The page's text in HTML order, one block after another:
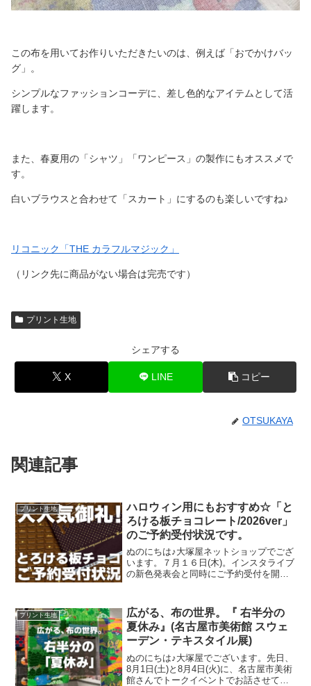
この布を用いてお作りいただきたいのは、例えば「おでかけバッ
グ」。
シンプルなファッションコーデに、差し色的なアイテムとして活
躍します。
また、春夏用の「シャツ」「ワンピース」の製作にもオススメで
す。
白いブラウスと合わせて「スカート」にするのも楽しいですね♪
リコニック「THE カラフルマジック」
（リンク先に商品がない場合は完売です）
プリント生地
シェアする
X LINE コピー
OTSUKAYA
関連記事
プリント生地
ハロウィン用にもおすすめ☆「と
ろける板チョコレート/2026ver」
のご予約受付状況です。
ぬのにちは♪大塚屋ネットショップでござ
います。７月１６日(木)。インスタライブ
の新色発表会と同時にご予約受付を開始
ョン。「復刻カラー３色」と「新色３
色」の全６色にて展
プリント生地
広がる、布の世界。『 右半分の
夏休み』(名古屋市美術館 スウェ
ーデン・テキスタイル展)
ぬのにちは♪大塚屋でございます。先日、
8月1日(土)と8月4日(火)に、名古屋市美術
館さんでトークイベントでお話させてい